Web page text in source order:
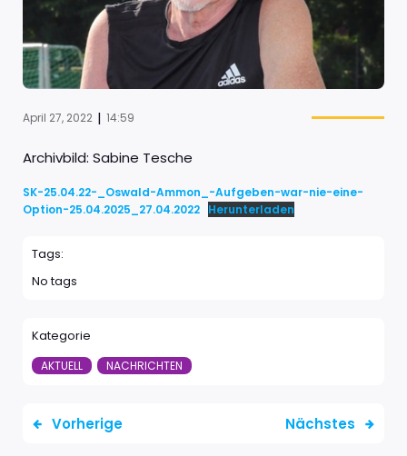
April 27, 2022 | 14:59
Archivbild: Sabine Tesche
SK-25.04.22-_Oswald-Ammon_-Aufgeben-war-nie-eine-
Option-25.04.2025_27.04.2022 Herunterladen
Tags:
No tags
Kategorie
AKTUELL NACHRICHTEN
Vorherige Nächstes